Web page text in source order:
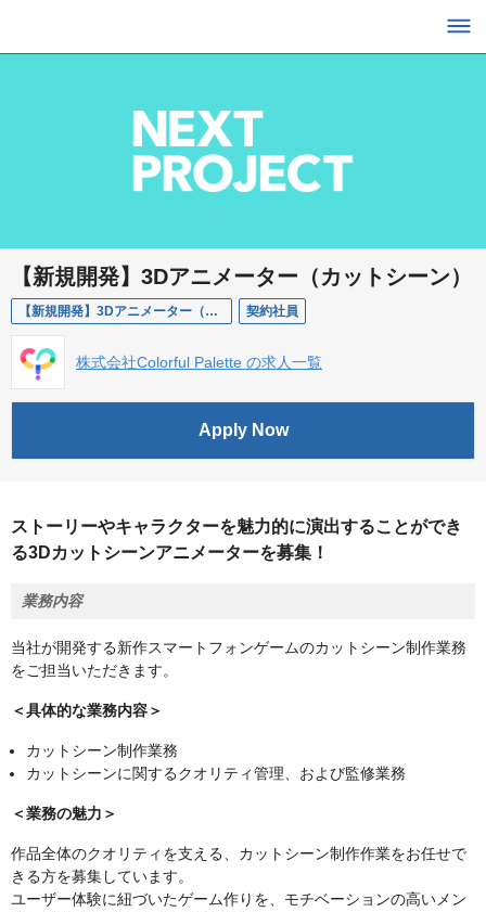
【新規開発】3Dアニメーター（カットシーン）
【新規開発】3Dアニメーター（カットシーン） 契約社員
株式会社Colorful Palette の求人一覧
Apply Now
ストーリーやキャラクターを魅力的に演出することができ
る3Dカットシーンアニメーターを募集！
業務内容
当社が開発する新作スマートフォンゲームのカットシーン制作業務
をご担当いただきます。
＜具体的な業務内容＞
カットシーン制作業務
カットシーンに関するクオリティ管理、および監修業務
＜業務の魅力＞
作品全体のクオリティを支える、カットシーン制作作業をお任せで
きる方を募集しています。
ユーザー体験に紐づいたゲーム作りを、モチベーションの高いメン